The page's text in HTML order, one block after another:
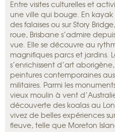
Entre visites culturelles et
une ville qui bouge. En
des falaises ou sur Story
roue, Brisbane s’admire
vue. Elle se découvre au
magnifiques parcs et jardins.
s’enrichissent d’art
peintures contemporaines
militaires. Parmi les
vieux moulin à vent
découverte des koalas au
vivez de belles expériences
fleuve, telle que Moreton